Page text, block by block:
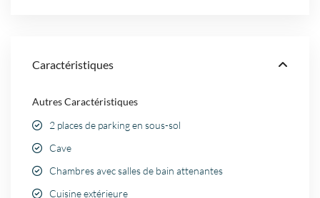
Caractéristiques
Autres Caractéristiques
2 places de parking en sous-sol
Cave
Chambres avec salles de bain attenantes
Cuisine extérieure